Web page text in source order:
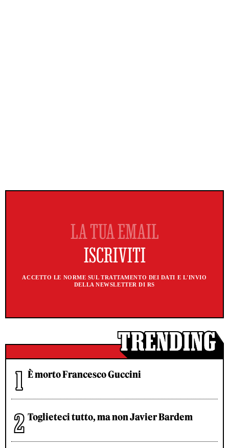
ACCETTO LE NORME SUL TRATTAMENTO DEI DATI E L'INVIO
DELLA NEWSLETTER DI RS
È morto Francesco Guccini
Toglieteci tutto, ma non Javier Bardem